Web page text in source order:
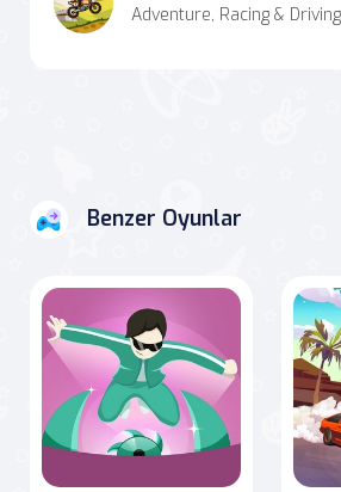
Adventure, Racing & Driving
Benzer Oyunlar